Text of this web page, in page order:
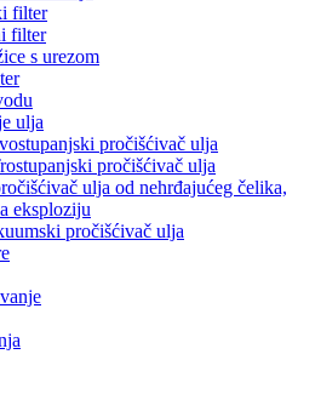
filter
filter
s urezom
ulja
pročišćivač ulja
pročišćivač ulja
ulja od nehrđajućeg čelika,
eksploziju
pročišćivač ulja